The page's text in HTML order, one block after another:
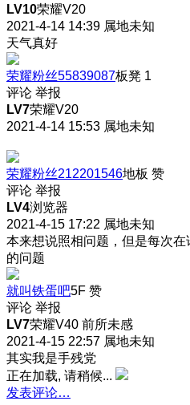
LV10荣耀V20
2021-4-14 14:39 属地未知
天气真好
荣耀粉丝55839087板凳 1
评论 举报
LV7荣耀V20
2021-4-14 15:53 属地未知
荣耀粉丝212201546地板 赞
评论 举报
LV4浏览器
2021-4-15 17:22 属地未知
本来想说照相问题，但是每次
的问题
就叫铁蛋吧5F 赞
评论 举报
LV7荣耀V40 前所未感
2021-4-15 22:57 属地未知
其实我是手残党
正在加载, 请稍候...
发表评论…